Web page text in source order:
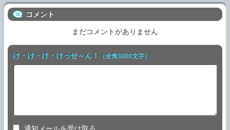
コメント
まだコメントがありません
け・け・け・けっせ～ん！ （全角3000文字）